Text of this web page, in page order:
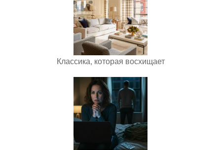
Классика, которая восхищает